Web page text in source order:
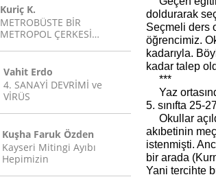
Kuriç K.
METROBÜSTE BİR
METROPOL ÇERKESİ…
Vahit Erdo
4. SANAYİ DEVRİMİ ve
VİRÜS
Kuşha Faruk Özden
Kayseri Mitingi Ayıbı
Hepimizin
doldurarak
Seçmeli ders
öğrencimiz.
kadarıyla.
kadar talep
***
Yaz
5. sınıfta 25-
Okullar
akıbetinin
istenmişti.
bir arada
Yani tercihte